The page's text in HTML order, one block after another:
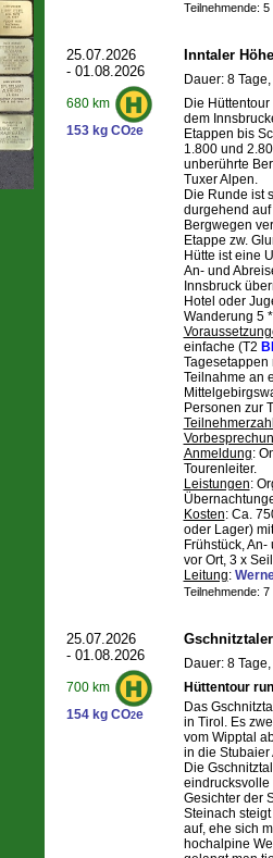
Teilnehmende:
25.07.2026
- 01.08.2026
680 km
153 kg CO2e
Inntaler
Dauer: 8
Die
dem
Etappen bis
1.800 und
unberührte
Tuxer Alpen.
Die Runde ist
durgehend
Bergwegen
Etappe zw.
Hütte ist eine
An- und
Innsbruck
Hotel oder
Wanderung 5
einfache (T2
Tagesetappen
Teilnahme an
Personen zur
Anmeldung:
Tourenleiter.
Leistungen:
Kosten: Ca.
oder Lager)
Frühstück,
vor Ort, 3 x
Leitung:
Teilnehmende:
25.07.2026
- 01.08.2026
700 km
154 kg CO2e
Dauer: 8
Hüttentour
Das
in Tirol. Es
vom Wipptal
in die Stubaier
Die
Gesichter der
Steinach
auf, ehe sich
hochalpine